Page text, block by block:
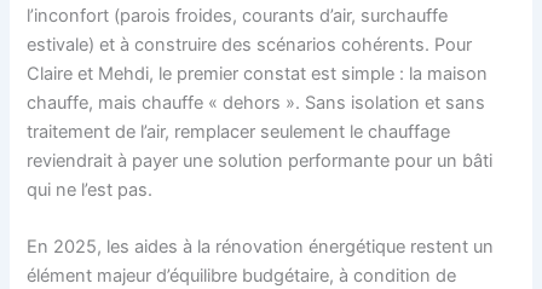
l’inconfort (parois froides, courants d’air, surchauffe
estivale) et à construire des scénarios cohérents. Pour
Claire et Mehdi, le premier constat est simple : la maison
chauffe, mais chauffe « dehors ». Sans isolation et sans
traitement de l’air, remplacer seulement le chauffage
reviendrait à payer une solution performante pour un bâti
qui ne l’est pas.
En 2025, les aides à la rénovation énergétique restent un
élément majeur d’équilibre budgétaire, à condition de